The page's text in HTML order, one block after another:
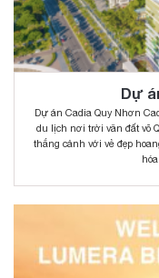
Dự
Dự án Cadia Quy Nhơn
du lịch nơi trời văn đất võ
thắng cảnh với vẻ đẹp